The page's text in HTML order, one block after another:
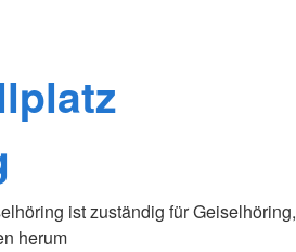
ist zuständig für Geiselhöring,
herum